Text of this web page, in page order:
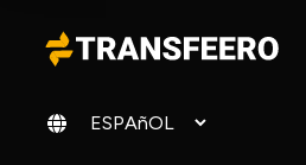
Cambiar idioma